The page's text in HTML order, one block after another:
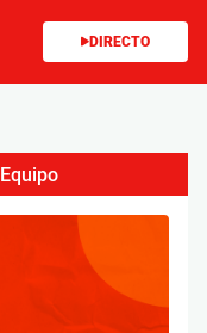
DIRECTO
Equipo